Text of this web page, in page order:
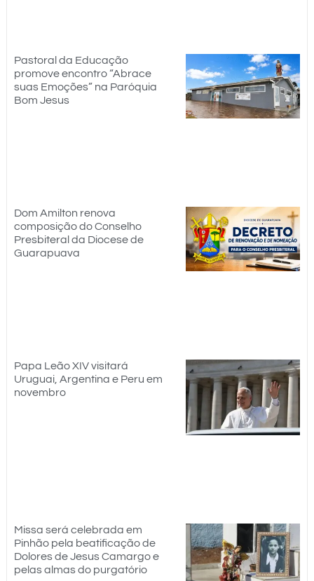
Pastoral da Educação
promove encontro “Abrace
suas Emoções” na Paróquia
Bom Jesus
Dom Amilton renova
composição do Conselho
Presbiteral da Diocese de
Guarapuava
Papa Leão XIV visitará
Uruguai, Argentina e Peru em
novembro
Missa será celebrada em
Pinhão pela beatificação de
Dolores de Jesus Camargo e
pelas almas do purgatório